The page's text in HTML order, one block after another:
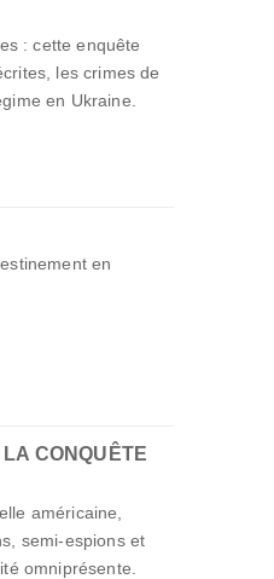
: cette enquête
les crimes de
en Ukraine.
en
CONQUÊTE
américaine,
semi-espions et
omniprésente.